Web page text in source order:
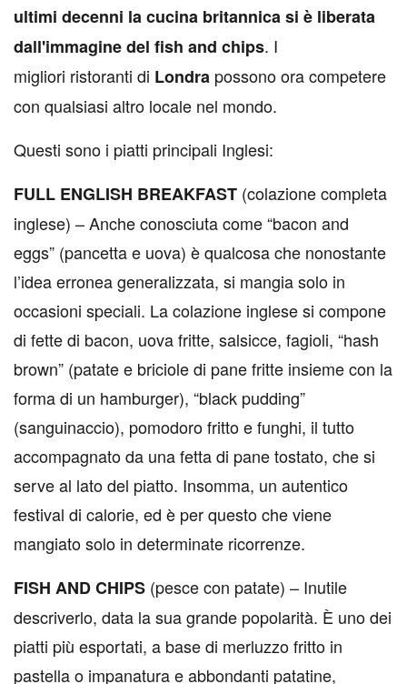
ultimi decenni la cucina britannica si è liberata
dall'immagine del fish and chips. I
migliori ristoranti di Londra possono ora competere
con qualsiasi altro locale nel mondo.
Questi sono i piatti principali Inglesi:
FULL ENGLISH BREAKFAST (colazione completa
inglese) – Anche conosciuta come “bacon and
eggs” (pancetta e uova) è qualcosa che nonostante
l’idea erronea generalizzata, si mangia solo in
occasioni speciali. La colazione inglese si compone
di fette di bacon, uova fritte, salsicce, fagioli, “hash
brown” (patate e briciole di pane fritte insieme con la
forma di un hamburger), “black pudding”
(sanguinaccio), pomodoro fritto e funghi, il tutto
accompagnato da una fetta di pane tostato, che si
serve al lato del piatto. Insomma, un autentico
festival di calorie, ed è per questo che viene
mangiato solo in determinate ricorrenze.
FISH AND CHIPS (pesce con patate) – Inutile
descriverlo, data la sua grande popolarità. È uno dei
piatti più esportati, a base di merluzzo fritto in
pastella o impanatura e abbondanti patatine,